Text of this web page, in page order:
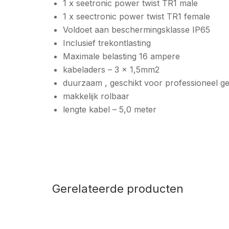
1 x seetronic power twist TR1 male
1 x seectronic power twist TR1 female
Voldoet aan beschermingsklasse IP65
Inclusief trekontlasting
Maximale belasting 16 ampere
kabeladers – 3 x 1,5mm2
duurzaam , geschikt voor professioneel
makkelijk rolbaar
lengte kabel – 5,0 meter
Gerelateerde producten